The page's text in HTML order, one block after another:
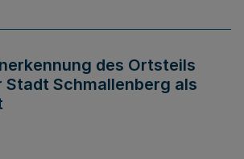
des Ortsteils
Stadt Schmallenberg als